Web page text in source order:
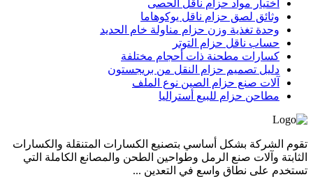
اختيار مواد حزام ناقل الحصى
وثائق لصق حزام ناقل يوكوهاما
وحدة تغذية وزن حزام مناولة خام الحديد
حساب ناقل حزام التوتر
كسارات مطحنة ذات أحجام مختلفة
دليل تصميم حزام النقل من بريجستون
آلات صنع حزام الصين نوع الملف
مطاحن حزام للبيع أستراليا
تقوم الشركة بشكل أساسي بتصنيع الكسارات المتنقلة والكسارات
الثابتة وآلات صنع الرمل وطواحين الطحن والمصانع الكاملة التي
تستخدم على نطاق واسع في التعدين ...